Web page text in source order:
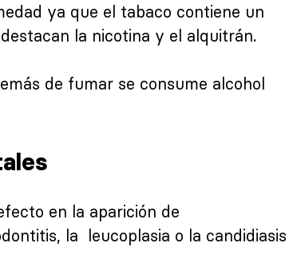
ya que el tabaco contiene un
la nicotina y el alquitrán.
de fumar se consume alcohol
en la aparición de
la leucoplasia o la candidiasis